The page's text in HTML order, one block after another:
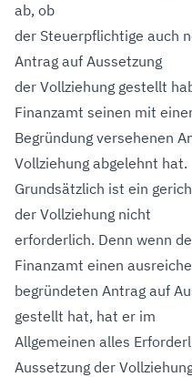
ab, ob
der Steuerpflichtige auch
Antrag auf Aussetzung
der Vollziehung gestellt
Finanzamt seinen mit
Begründung versehenen
Vollziehung abgelehnt hat.
Grundsätzlich ist ein
der Vollziehung nicht
erforderlich. Denn wenn
Finanzamt einen
begründeten Antrag auf
gestellt hat, hat er im
Allgemeinen alles
Aussetzung der